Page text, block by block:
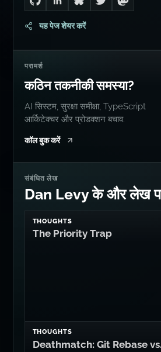
परामर्श
कठिन तकनीकी समस्या?
AI सिस्टम, सुरक्षा समीक्षा, TypeScript
आर्किटेक्चर और प्रोडक्शन बचाव.
कॉल बुक करें
संबंधित लेख
Dan Levy के और लेख पढ़ें
THOUGHTS
The Priority Trap